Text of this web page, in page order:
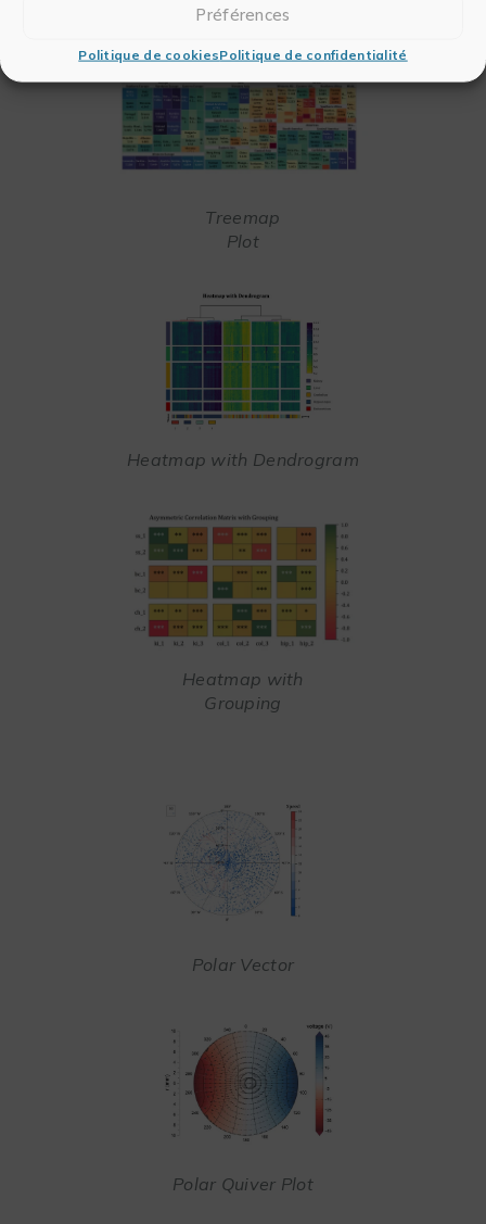
Préférences
Politique de cookiesPolitique de confidentialité
Treemap
Plot
Heatmap with Dendrogram
Heatmap with
Grouping
Polar Vector
Polar Quiver Plot